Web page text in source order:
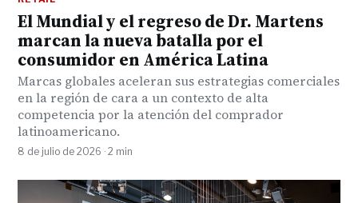
El Mundial y el regreso de Dr. Martens
marcan la nueva batalla por el
consumidor en América Latina
Marcas globales aceleran sus estrategias comerciales
en la región de cara a un contexto de alta
competencia por la atención del comprador
latinoamericano.
8 de julio de 2026 · 2 min